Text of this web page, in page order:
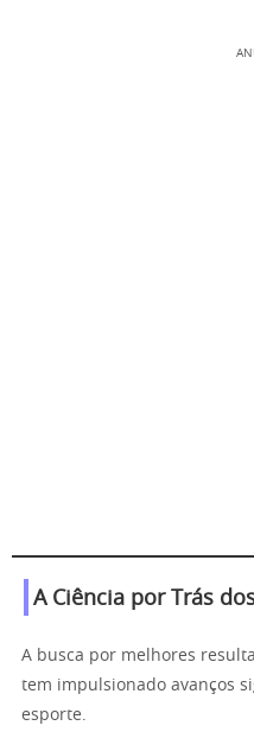
A Ciência por Trás
A busca por melhores
tem impulsionado avanços
esporte.